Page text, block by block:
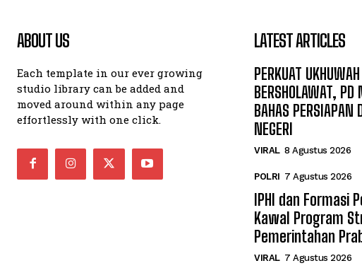
ABOUT US
Each template in our ever growing
studio library can be added and
moved around within any page
effortlessly with one click.
LATEST ARTICLES
PERKUAT
BERSHOLAWAT,
BAHAS PERSIAPAN
NEGERI
VIRAL 8 Agustus 2026
POLRI 7 Agustus 2026
IPHI dan Formasi
Kawal Program
Pemerintahan
VIRAL 7 Agustus 2026